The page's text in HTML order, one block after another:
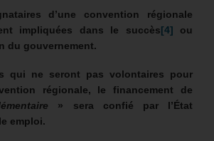
d’une convention régionale
impliquées dans le succès[4] ou
du gouvernement.
qui ne seront pas volontaires pour
régionale, le financement de
» sera confié par l’État
emploi.